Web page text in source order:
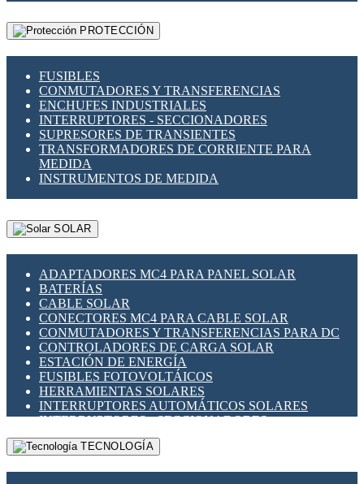
PROTECCIÓN
FUSIBLES
CONMUTADORES Y TRANSFERENCIAS
ENCHUFES INDUSTRIALES
INTERRUPTORES - SECCIONADORES
SUPRESORES DE TRANSIENTES
TRANSFORMADORES DE CORRIENTE PARA
MEDIDA
INSTRUMENTOS DE MEDIDA
SOLAR
ADAPTADORES MC4 PARA PANEL SOLAR
BATERÍAS
CABLE SOLAR
CONECTORES MC4 PARA CABLE SOLAR
CONMUTADORES Y TRANSFERENCIAS PARA DC
CONTROLADORES DE CARGA SOLAR
ESTACIÓN DE ENERGÍA
FUSIBLES FOTOVOLTÁICOS
HERRAMIENTAS SOLARES
INTERRUPTORES AUTOMÁTICOS SOLARES
INTERRUPTORES - SECCIONADORES
FOTOVOLTÁICOS
MONTAJE PANEL SOLAR
TECNOLOGÍA